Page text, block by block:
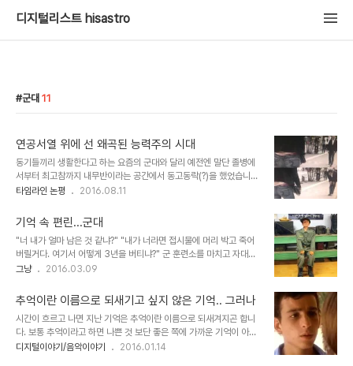
디지털리스트 hisastro
군대 11
연공서열 위에 선 왜곡된 능력주의 시대
동기들끼리 생활한다고 하는 요즘의 군대와 달리 예전엔 말단 졸병에
서부터 최고참까지 내무반이라는 공간에서 동고동락(?)을 했었습니
다. 그런데 그것도 지금은 6개월에서 많게는 1년 단위로 동기가 된다
지 않을 수 없습니다. 이런 얘길 꺼내자니 나이가 들었다는 걸 인증하
는 것 같아 멋쩍기도 합니다만... 어쨌든 예전엔 그랬습니다. 요즘과는
다르게 나이를 들먹이고 나이 먹은 게 무슨 벼슬처럼 느껴지기도 했었
죠. 특히 웬만한 남자들이라면 대부분 가야만 했던(이라고 쓰고 힘없
으면 끌려간다고 생각되는) 군대는 심한 경우 하루만 먼저 입대를 해
습니다. 그러니 당연하게 느껴진 건 저만이 ..
타임라인 논평 2016.08.11
기억 속 편린...군대
"너 내가 얼마 남은 것 같냐?" "내가 너라면 접시물에 머리 박고 죽어
버릴거다. 여기서 어떻게 3년을 버티냐?" 군 훈련소를 마치고 자대에
배치받아 얼어붙은 몸으로 내무반에 앉아 있을 때 말년고참으로 보이
억하는 경우는 적지 않을 겁니다. 지금 생각하면 생을 살아가는 시간에
대비하여 그 기간이 그리 긴 시간도 아닌데...그때는 왜 그리도 길게만
느껴졌는지... 군에서 보낸 시간을 산정해도 벌써 9번 이상을 하고도
남을 시간이 흘렀으니 말으니 말이죠. 에구~ 나이가 어지간히 든 것이
아님을 이렇게 확인하나요?!! 제대 후 가장 싫었던 것 중 하나가 군대
그냥 2016.03.09
추억이란 이름으로 되새기고 싶지 않은 기억.. 그러나
시간이 흐르고 나면 지난 기억은 추억이란 이름으로 되새겨지곤 합니
다. 보통 추억이라고 하면 나쁜 것 보단 좋은 쪽에 가까운 기억이 아닌
가 싶은데... 개인적으로 지금 보다 젊었던 어린 시절에... 그 어린 생각
디지털이야기/음악이야기 2016.01.14